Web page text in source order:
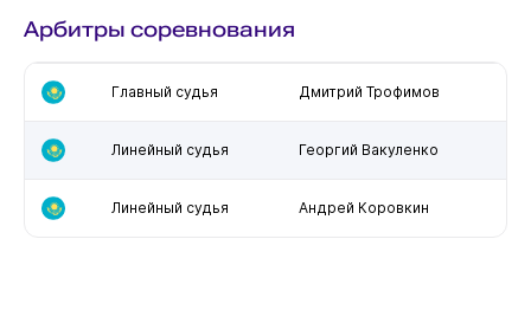
Арбитры соревнования
Главный судья Дмитрий Трофимов
Линейный судья Георгий Вакуленко
Линейный судья Андрей Коровкин